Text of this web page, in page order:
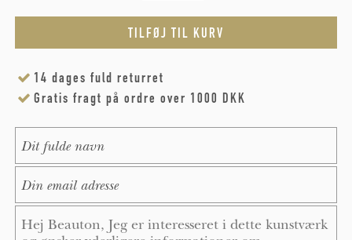
14 dages fuld returret
Gratis fragt på ordre over 1000 DKK